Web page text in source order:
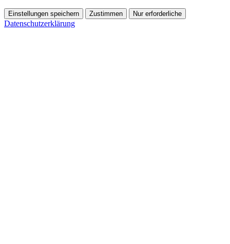
Einstellungen speichern Zustimmen Nur erforderliche
Datenschutzerklärung